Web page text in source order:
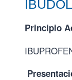
Principio